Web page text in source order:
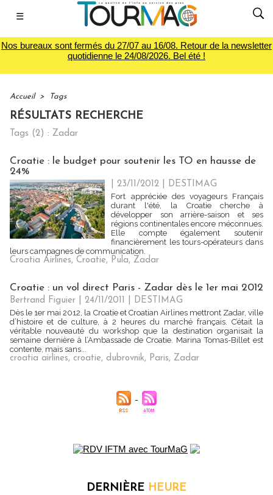
☰
Nos bureaux sont fermés du 27/07 au 16/08. Retour de la newsletter
quotidienne le 24/08/2026. Bel été !
Accueil > Tags
RÉSULTATS RECHERCHE
Tags (2) : Zadar
Croatie : le budget pour soutenir les TO en hausse de
24%
| 23/11/2012
DESTIMAG
Fort appréciée des voyageurs Français
durant l'été, la Croatie cherche à
développer son arrière-saison et ses
régions continentales encore méconnues.
Elle compte également soutenir
financièrement les tours-opérateurs dans
leurs campagnes de communication.
Croatia Airlines, Croatie, Pula, Zadar
Croatie : un vol direct Paris - Zadar dès le 1er mai 2012
Bertrand Figuier | 24/11/2011
DESTIMAG
Dès le 1er mai 2012, la Croatie et Croatian Airlines mettront Zadar, ville
d’histoire et de culture, à 2 heures du marché français. C’était la
véritable nouveauté du workshop que la destination organisait la
semaine dernière à l’Ambassade de Croatie. Marina Tomas-Billet est
contente, mais sans...
croatia airlines, croatie, dubrovnik, Paris, Zadar
DERNIÈRE HEURE